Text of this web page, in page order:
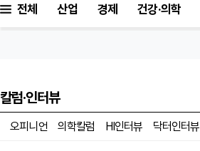
전체 산업 경제 건강·의학
칼럼·인터뷰
오피니언 의학칼럼 HI인터뷰 닥터인터뷰